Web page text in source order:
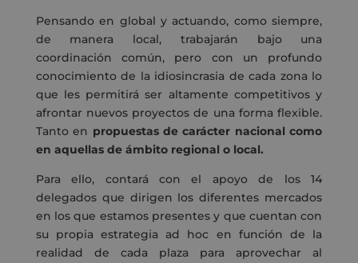
Pensando en global y actuando, como siempre,
de manera local, trabajarán bajo una
coordinación común, pero con un profundo
conocimiento de la idiosincrasia de cada zona lo
que les permitirá ser altamente competitivos y
afrontar nuevos proyectos de una forma flexible.
Tanto en propuestas de carácter nacional como
en aquellas de ámbito regional o local.
Para ello, contará con el apoyo de los 14
delegados que dirigen los diferentes mercados
en los que estamos presentes y que cuentan con
su propia estrategia ad hoc en función de la
realidad de cada plaza para aprovechar al